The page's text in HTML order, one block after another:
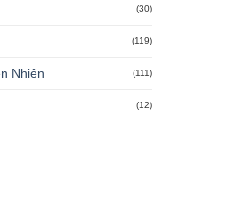
(30)
(119)
Nhiên (111)
(12)